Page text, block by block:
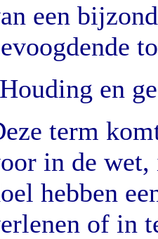
een
en
term
in de
hebben
of in